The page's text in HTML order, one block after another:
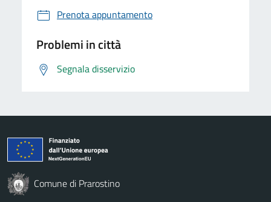
Prenota appuntamento
Problemi in città
Segnala disservizio
Comune di Prarostino